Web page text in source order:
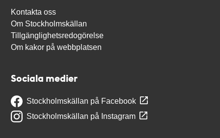
Kontakta oss
Om Stockholmskällan
Tillgänglighetsredogörelse
Om kakor på webbplatsen
Sociala medier
Stockholmskällan på Facebook
Stockholmskällan på Instagram